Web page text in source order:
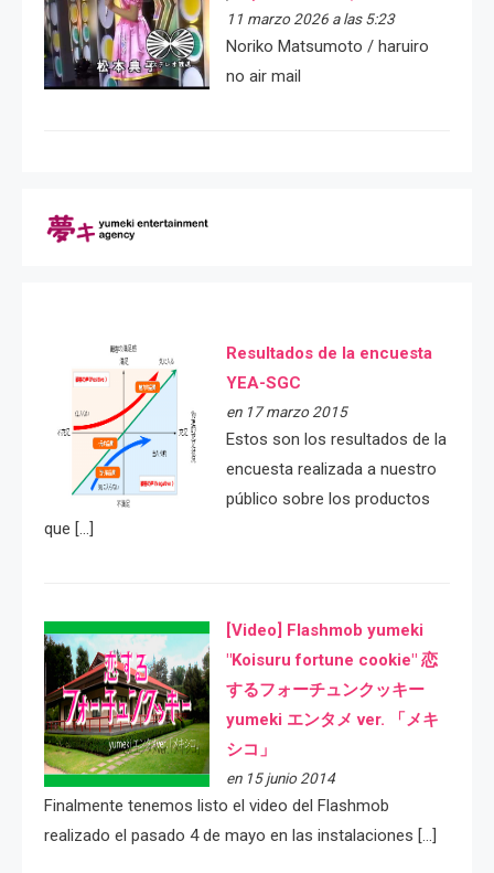
11 marzo 2026 a las 5:23
Noriko Matsumoto / haruiro
no air mail
Resultados de la encuesta
YEA-SGC
en 17 marzo 2015
Estos son los resultados de la
encuesta realizada a nuestro
público sobre los productos
que […]
[Video] Flashmob yumeki
"Koisuru fortune cookie" 恋
するフォーチュンクッキー
yumeki エンタメ ver. 「メキ
シコ」
en 15 junio 2014
Finalmente tenemos listo el video del Flashmob
realizado el pasado 4 de mayo en las instalaciones […]